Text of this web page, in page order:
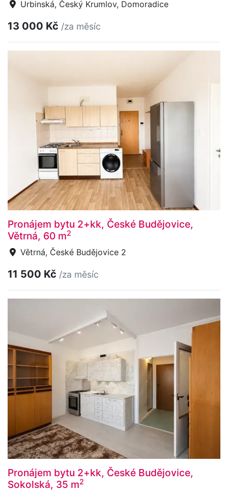
Urbinská, Český Krumlov, Domoradice
13 000 Kč /za měsíc
Pronájem bytu 2+kk, České Budějovice,
Větrná, 60 m2
Větrná, České Budějovice 2
11 500 Kč /za měsíc
Pronájem bytu 2+kk, České Budějovice,
Sokolská, 35 m2